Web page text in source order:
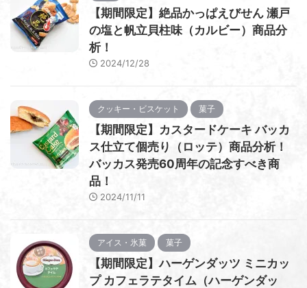
【期間限定】絶品かっぱえびせん 瀬戸
の塩と帆立貝柱味（カルビー）商品分
析！
2024/12/28
クッキー・ビスケット 菓子
【期間限定】カスタードケーキ バッカ
ス仕立て個売り（ロッテ）商品分析！
バッカス発売60周年の記念すべき商
品！
2024/11/11
アイス・氷菓 菓子
【期間限定】ハーゲンダッツ ミニカッ
プ カフェラテタイム（ハーゲンダッ